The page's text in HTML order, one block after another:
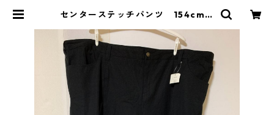
センターステッチパンツ 154cm
PRODUCE